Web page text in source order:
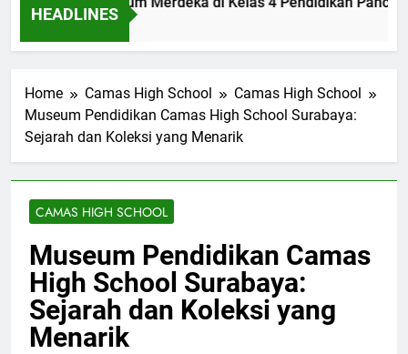
HEADLINES
Home Camas High School
Camas High School
Museum Pendidikan Camas High School Surabaya:
Sejarah dan Koleksi yang Menarik
CAMAS HIGH SCHOOL
Museum Pendidikan Camas
High School Surabaya:
Sejarah dan Koleksi yang
Menarik